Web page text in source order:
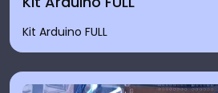
Kit Arduino FULL